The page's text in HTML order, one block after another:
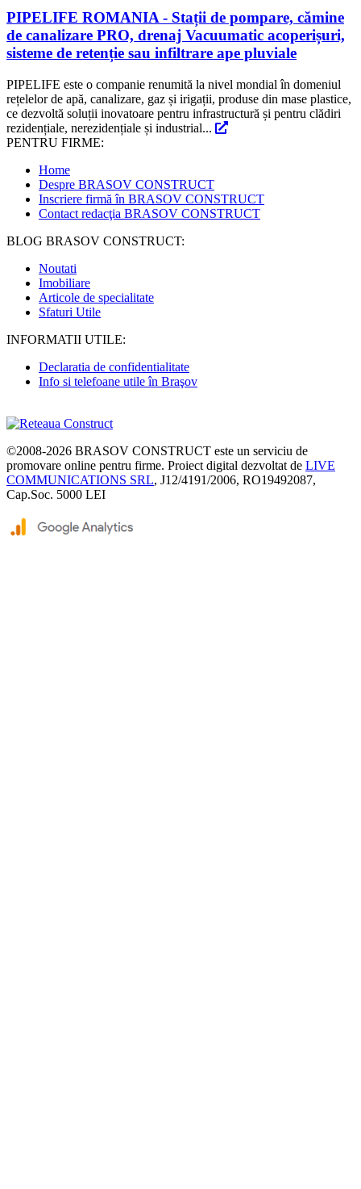
PIPELIFE ROMANIA - Stații de pompare, cămine
de canalizare PRO, drenaj Vacuumatic acoperișuri,
sisteme de retenție sau infiltrare ape pluviale
PIPELIFE este o companie renumită la nivel mondial în domeniul
rețelelor de apă, canalizare, gaz și irigații, produse din mase plastice,
ce dezvoltă soluții inovatoare pentru infrastructură și pentru clădiri
rezidențiale, nerezidențiale și industrial...
PENTRU FIRME:
Home
Despre BRASOV CONSTRUCT
Inscriere firmă în BRASOV CONSTRUCT
Contact redacţia BRASOV CONSTRUCT
BLOG BRASOV CONSTRUCT:
Noutati
Imobiliare
Articole de specialitate
Sfaturi Utile
INFORMATII UTILE:
Declaratia de confidentialitate
Info si telefoane utile în Braşov
©2008-2026 BRASOV CONSTRUCT este un serviciu de
promovare online pentru firme. Proiect digital dezvoltat de LIVE
COMMUNICATIONS SRL, J12/4191/2006, RO19492087,
Cap.Soc. 5000 LEI